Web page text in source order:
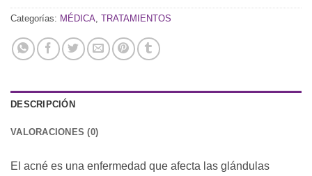
Categorías: MÉDICA TRATAMIENTOS
DESCRIPCIÓN
VALORACIONES (0)
El acné es una enfermedad que afecta las glándulas